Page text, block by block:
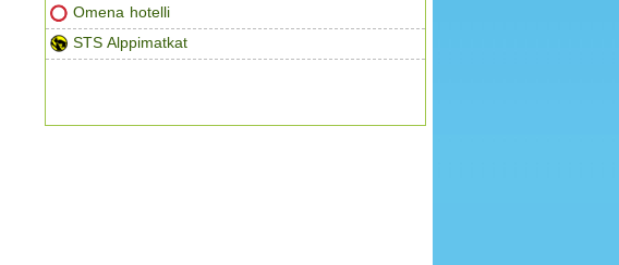
Omena hotelli
STS Alppimatkat